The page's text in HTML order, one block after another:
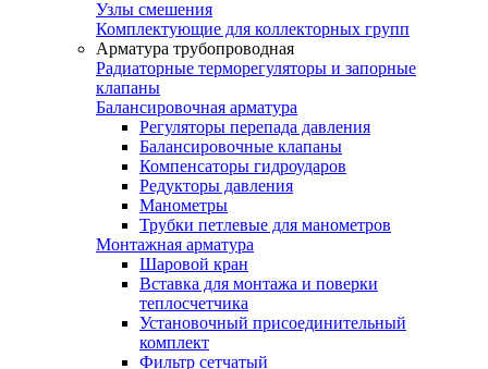
Узлы смешения
Комплектующие для коллекторных групп
Арматура трубопроводная
Радиаторные терморегуляторы и запорные
клапаны
Балансировочная арматура
Регуляторы перепада давления
Балансировочные клапаны
Компенсаторы гидроударов
Редукторы давления
Манометры
Трубки петлевые для манометров
Монтажная арматура
Шаровой кран
Вставка для монтажа и поверки
теплосчетчика
Установочный присоединительный
комплект
Фильтр сетчатый